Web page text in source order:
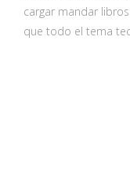
cargar mandar
que todo el tema